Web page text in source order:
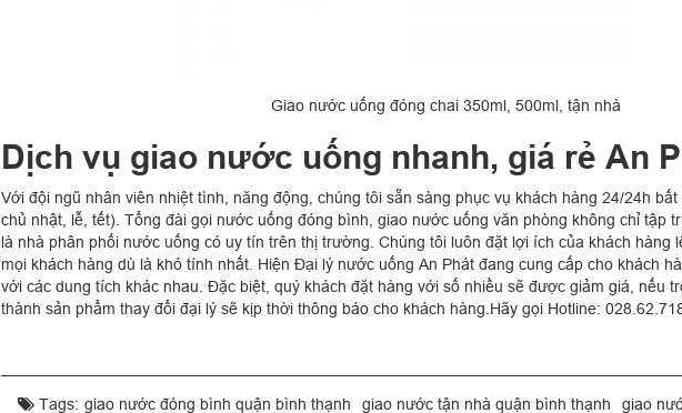
Giao nước uống đóng chai 350ml, 500ml, tận nhà
Dịch vụ giao nước uống nhanh, giá rẻ An
Với đội ngũ nhân viên nhiệt tình, năng động, chúng tôi sẵn sàng phục vụ khách hàng 24/24h
chủ nhật, lễ, tết). Tổng đài gọi nước uống đóng bình, giao nước uống văn phòng không chỉ tập
là nhà phân phối nước uống có uy tín trên thị trường. Chúng tôi luôn đặt lợi ích của khách hàng
mọi khách hàng dù là khó tính nhất. Hiện Đại lý nước uống An Phát đang cung cấp cho khách
với các dung tích khác nhau. Đặc biệt, quý khách đặt hàng với số nhiều sẽ được giảm giá, nếu
thành sản phẩm thay đổi đại lý sẽ kịp thời thông báo cho khách hàng.Hãy gọi Hotline:
Tags: giao nước đóng bình quận bình thạnh giao nước tận nhà quận bình thạnh giao